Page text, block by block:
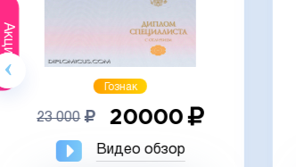
Акция
Гознак
23 000 20000
Видео обзор